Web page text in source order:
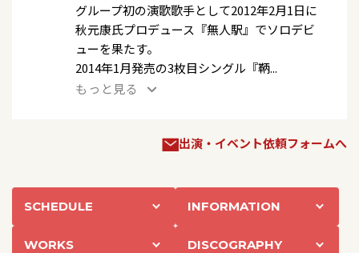
グループ初の演歌歌手として2012年2月1日に
秋元康氏プロデュース『無人駅』でソロデビ
ューを果たす。
2014年1月発売の3枚目シングル『鞆...
もっと見る
出演・イベント依頼フォームへ
SCHEDULE INFORMATION
WORKS DISCOGRAPHY